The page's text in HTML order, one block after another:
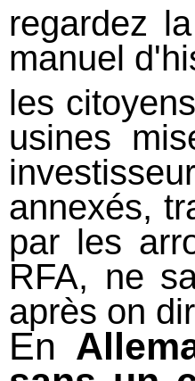
regardez
manuel
les
usines
annexés,
par les
RFA, ne
après on
En